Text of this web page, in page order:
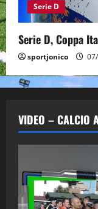
Serie D
Serie D, Coppa
sportjonico
VIDEO – CALCIO